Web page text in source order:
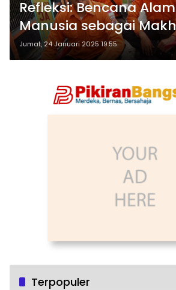
Refleksi: Bencana
Manusia sebagai
lemah
Jumat, 24 Januari 2025 19:55
Terpopuler